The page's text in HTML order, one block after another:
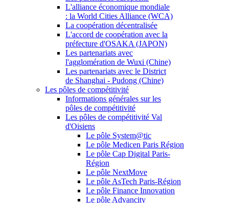
L'alliance économique mondiale
: la World Cities Alliance (WCA)
La coopération décentralisée
L'accord de coopération avec la
préfecture d'OSAKA (JAPON)
Les partenariats avec
l'agglomération de Wuxi (Chine)
Les partenariats avec le District
de Shanghai - Pudong (Chine)
Les pôles de compétitivité
Informations générales sur les
pôles de compétitivité
Les pôles de compétitivité Val
d'Oisiens
Le pôle System@tic
Le pôle Medicen Paris Région
Le pôle Cap Digital Paris-
Région
Le pôle NextMove
Le pôle AsTech Paris-Région
Le pôle Finance Innovation
Le pôle Advancity